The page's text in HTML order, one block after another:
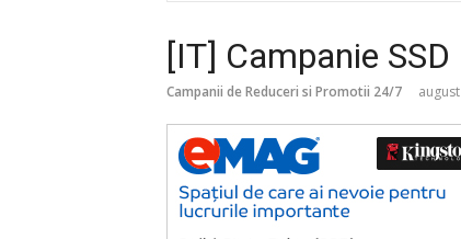
[IT] Campanie
Campanii de Reduceri si Promotii 24/7